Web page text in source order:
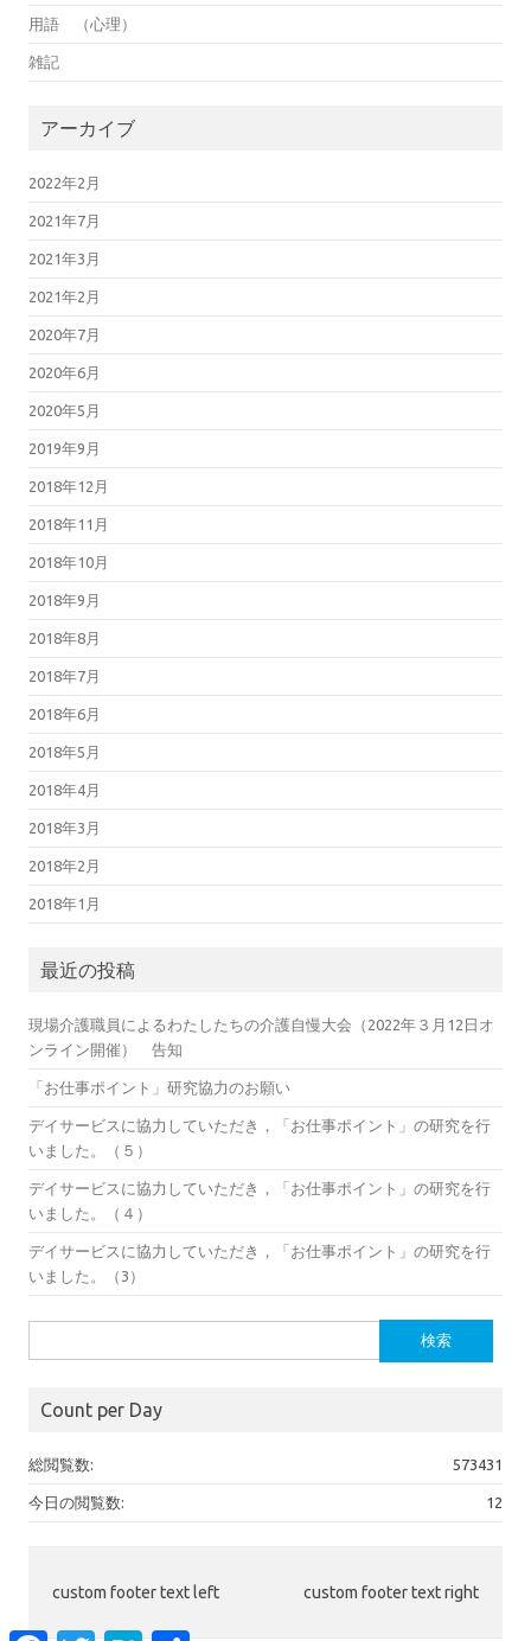
用語 （心理）
雑記
アーカイブ
2022年2月
2021年7月
2021年3月
2021年2月
2020年7月
2020年6月
2020年5月
2019年9月
2018年12月
2018年11月
2018年10月
2018年9月
2018年8月
2018年7月
2018年6月
2018年5月
2018年4月
2018年3月
2018年2月
2018年1月
最近の投稿
現場介護職員によるわたしたちの介護自慢大会（2022年３月12日オ
ンライン開催） 告知
「お仕事ポイント」研究協力のお願い
デイサービスに協力していただき，「お仕事ポイント」の研究を行
いました。（５）
デイサービスに協力していただき，「お仕事ポイント」の研究を行
いました。（４）
デイサービスに協力していただき，「お仕事ポイント」の研究を行
いました。（3）
索:
Count per Day
573431
総閲覧数:
12
今日の閲覧数:
custom footer text left custom footer text right